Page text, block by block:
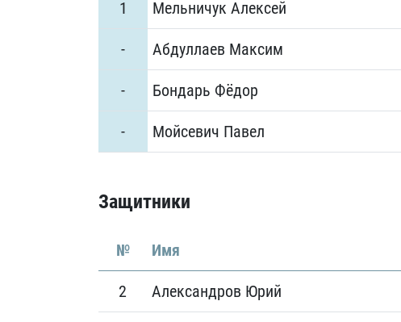
1 Мельничук Алексей
- Абдуллаев Максим
- Бондарь Фёдор
- Мойсевич Павел
Защитники
№ Имя
2 Александров Юрий